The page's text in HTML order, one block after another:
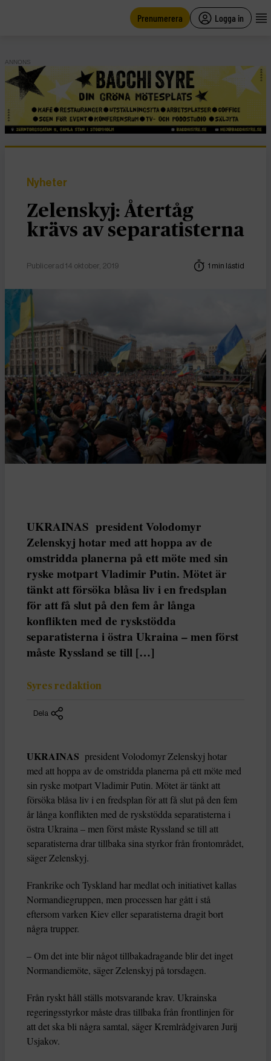
Prenumerera Logga in
ANNONS
Nyheter
Zelenskyj: Återtåg
krävs av separatisterna
Publicerad 14 oktober, 2019 1 min lästid
UKRAINAS president Volodomyr
Zelenskyj hotar med att hoppa av de
omstridda planerna på ett möte med sin
ryske motpart Vladimir Putin. Mötet är
tänkt att försöka blåsa liv i en fredsplan
för att få slut på den fem år långa
konflikten med de ryskstödda
separatisterna i östra Ukraina – men först
måste Ryssland se till […]
Syres redaktion
Dela
UKRAINAS president Volodomyr Zelenskyj hotar
med att hoppa av de omstridda planerna på ett möte med
sin ryske motpart Vladimir Putin. Mötet är tänkt att
försöka blåsa liv i en fredsplan för att få slut på den fem
år långa konflikten med de ryskstödda separatisterna i
östra Ukraina – men först måste Ryssland se till att
separatisterna drar tillbaka sina styrkor från frontområdet,
säger Zelenskyj.
Frankrike och Tyskland har medlat och initiativet kallas
Normandiegruppen, men processen har gått i stå
eftersom varken Kiev eller separatisterna dragit bort
några trupper.
– Om det inte blir något tillbakadragande blir det inget
Normandiemöte, säger Zelenskyj på torsdagen.
Från ryskt håll ställs motsvarande krav. Ukrainska
regeringsstyrkor måste dras tillbaka från frontlinjen för
att det ska bli några samtal, säger Kremlrådgivaren Jurij
Usjakov.